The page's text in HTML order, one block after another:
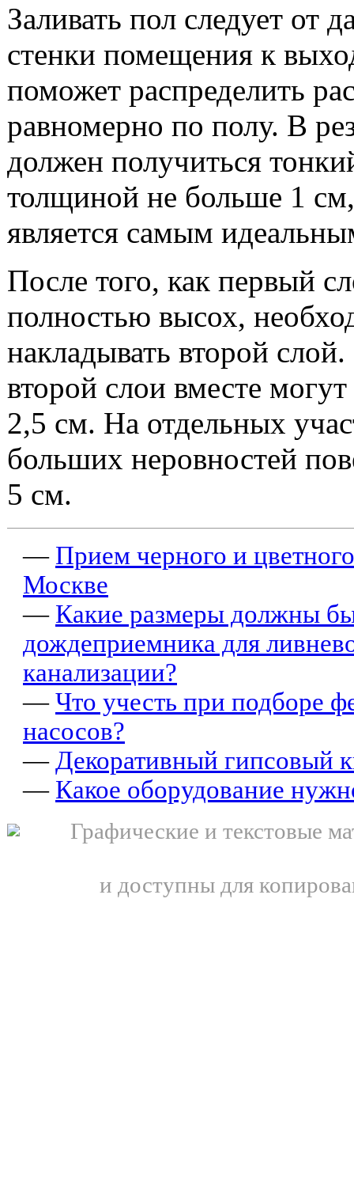
Заливать пол следует от
стенки помещения к
поможет распределить
равномерно по полу. В
должен получиться
толщиной не больше 1
является самым
После того, как первый
полностью высох,
накладывать второй
второй слои вместе могут
2,5 см. На отдельных
больших неровностей
5 см.
— Прием черного и
Москве
— Какие размеры должны
дождеприемника для
канализации?
—Что учесть при подборе
насосов?
— Декоративный гипсовый
— Какое оборудование
Графические и текстовые
и доступны для